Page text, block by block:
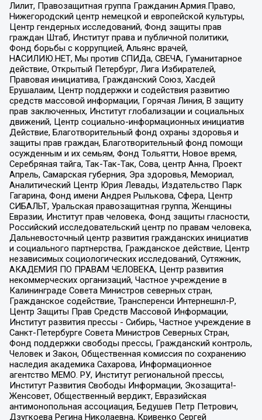
Лилит, Правозащитная группа Гражданин.Армия.Право,
Нижегородский центр немецкой и европейской культуры,
Центр гендерных исследований, Фонд защиты прав
граждан Штаб, Институт права и публичной политики,
Фонд борьбы с коррупцией, Альянс врачей,
НАСИЛИЮ.НЕТ, Мы против СПИДа, СВЕЧА, Гуманитарное
действие, Открытый Петербург, Лига Избирателей,
Правовая инициатива, Гражданский Союз, Хасдей
Ерушалаим, Центр поддержки и содействия развитию
средств массовой информации, Горячая Линия, В защиту
прав заключенных, Институт глобализации и социальных
движений, Центр социально-информационных инициатив
Действие, Благотворительный фонд охраны здоровья и
защиты прав граждан, Благотворительный фонд помощи
осужденным и их семьям, Фонд Тольятти, Новое время,
Серебряная тайга, Так-Так-Так, Сова, центр Анна, Проект
Апрель, Самарская губерния, Эра здоровья, Мемориал,
Аналитический Центр Юрия Левады, Издательство Парк
Гагарина, Фонд имени Андрея Рылькова, Сфера, Центр
СИБАЛЬТ, Уральская правозащитная группа, Женщины
Евразии, Институт прав человека, Фонд защиты гласности,
Российский исследовательский центр по правам человека,
Дальневосточный центр развития гражданских инициатив
и социального партнерства, Гражданское действие, Центр
независимых социологических исследований, Сутяжник,
АКАДЕМИЯ ПО ПРАВАМ ЧЕЛОВЕКА, Центр развития
некоммерческих организаций, Частное учреждение в
Калининграде Совета Министров северных стран,
Гражданское содействие, Трансперенси Интернешнл-Р,
Центр Защиты Прав Средств Массовой Информации,
Институт развития прессы - Сибирь, Частное учреждение в
Санкт-Петербурге Совета Министров Северных Стран,
Фонд поддержки свободы прессы, Гражданский контроль,
Человек и Закон, Общественная комиссия по сохранению
наследия академика Сахарова, Информационное
агентство МЕМО. РУ, Институт региональной прессы,
Институт Развития Свободы Информации, Экозащита!-
Женсовет, Общественный вердикт, Евразийская
антимонопольная ассоциация, Бедушев Петр Петрович,
Дзугкоева Регина Николаевна, Кривенко Сергей